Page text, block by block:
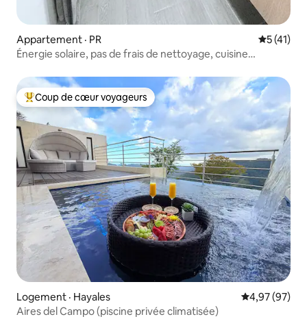
Appartement · PR Note
5 (41)
Énergie solaire, pas de frais de nettoyage, cuisine
Coup de cœur voyageurs parmi les plus aimés
Coup de cœur voyageurs
Logement · Hayales Note
4,97 (97)
Aires del Campo (piscine privée climatisée)